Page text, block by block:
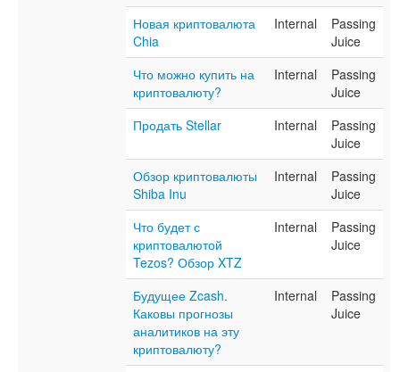
Новая криптовалюта
Chia
Internal
Passing
Juice
Что можно купить на
криптовалюту?
Internal
Passing
Juice
Продать Stellar
Internal
Passing
Juice
Обзор криптовалюты
Shiba Inu
Internal
Passing
Juice
Что будет с
криптовалютой
Tezos? Обзор XTZ
Internal
Passing
Juice
Будущее Zcash.
Каковы прогнозы
аналитиков на эту
криптовалюту?
Internal
Passing
Juice